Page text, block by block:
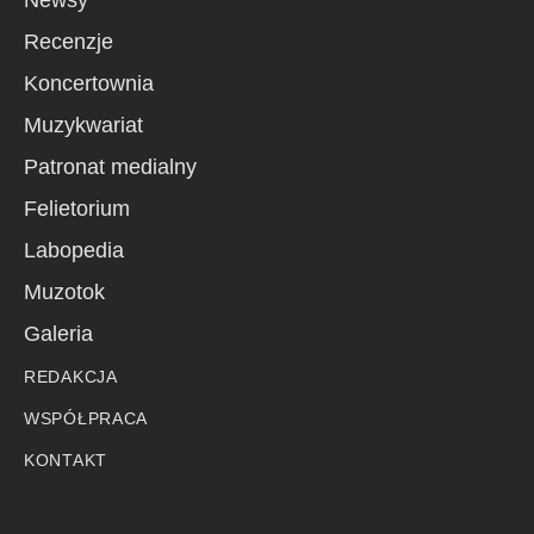
Recenzje
Koncertownia
Muzykwariat
Patronat medialny
Felietorium
Labopedia
Muzotok
Galeria
REDAKCJA
WSPÓŁPRACA
KONTAKT